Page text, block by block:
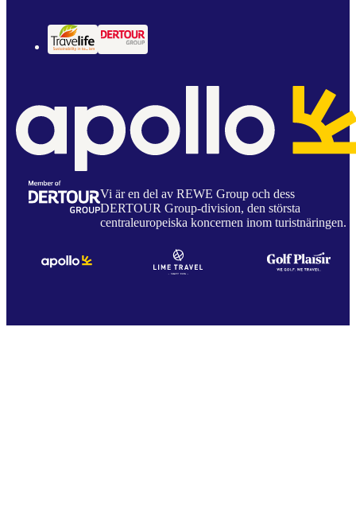
Vi är en del av REWE Group och dess
DERTOUR Group-division, den största
centraleuropeiska koncernen inom turistnäringen.